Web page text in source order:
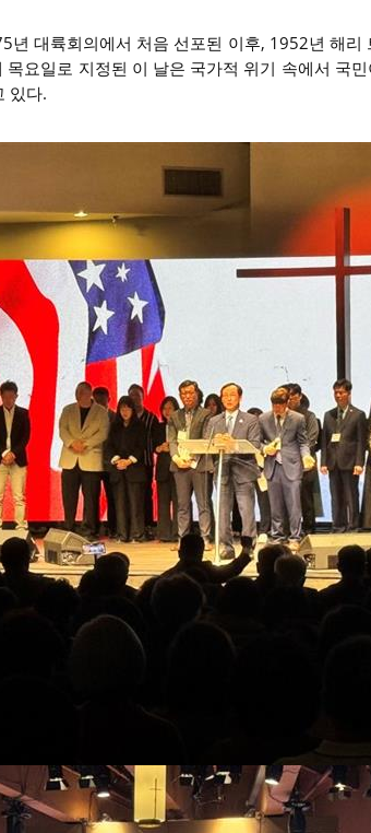
년 대륙회의에서 처음 선포된 이후, 1952년 해리
요일로 지정된 이 날은 국가적 위기 속에서 국
있다.